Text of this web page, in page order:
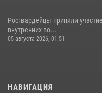
Росгвардейцы приняли
внутренних во...
05 августа 2026, 01:51
НАВИГАЦИЯ